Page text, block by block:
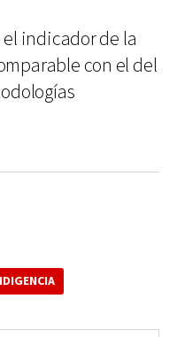
indicador de la
con el del